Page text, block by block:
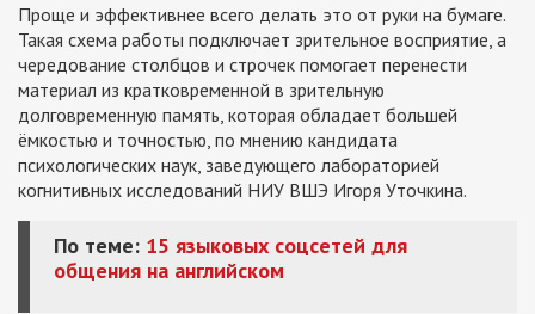
Проще и эффективнее всего делать это от руки на бумаге.
Такая схема работы подключает зрительное восприятие, а
чередование столбцов и строчек помогает перенести
материал из кратковременной в зрительную
долговременную память, которая обладает большей
ёмкостью и точностью, по мнению кандидата
психологических наук, заведующего лабораторией
когнитивных исследований НИУ ВШЭ Игоря Уточкина.
По теме: 15 языковых соцсетей для
общения на английском